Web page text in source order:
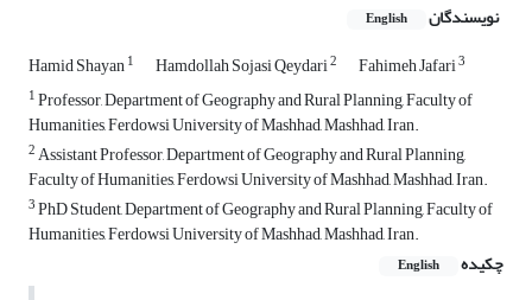
نویسندگان English
Hamid Shayan1 Hamdollah Sojasi Qeydari2 Fahimeh Jafari3
1Professor, Department of Geography and Rural Planning, Faculty of
Humanities, Ferdowsi University of Mashhad, Mashhad, Iran.
2Assistant Professor, Department of Geography and Rural Planning,
Faculty of Humanities, Ferdowsi University of Mashhad, Mashhad, Iran.
3PhD Student, Department of Geography and Rural Planning, Faculty of
Humanities, Ferdowsi University of Mashhad, Mashhad, Iran.
چکیده
English